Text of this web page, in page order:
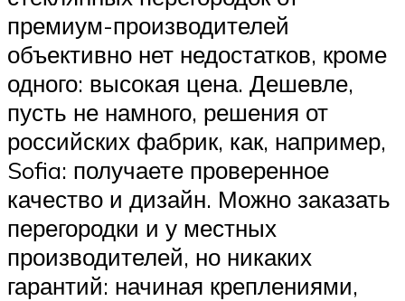
премиум-производителей
объективно нет недостатков, кроме
одного: высокая цена. Дешевле,
пусть не намного, решения от
российских фабрик, как, например,
Sofia: получаете проверенное
качество и дизайн. Можно заказать
перегородки и у местных
производителей, но никаких
гарантий: начиная креплениями,